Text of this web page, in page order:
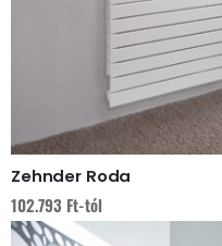
Zehnder Roda
102.793 Ft-tól